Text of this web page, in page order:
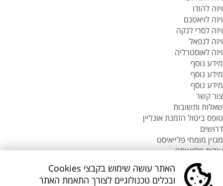
ויזה להודו
ויזה לויאטנם
ויזה לסרי לנקה
ויזה לנפאל
ויזה לאוסטרליה
מידע נוסף
מידע נוסף
מידע נוסף
צור קשר
שאלות ותשובות
טופס ביטול הזמנת אונליין
דרושים
מגזין מומחי פלייאיסט
אודות פלייאיסט
סניפי flyeast בעולם
סניפי flyeast בעולם
האתר עושה שימוש בקבצי Cookies
ובכלים טכנולוגיים לצורך התאמת האתר